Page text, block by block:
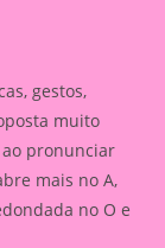
gestos,
muito
pronunciar
mais no A,
no O e